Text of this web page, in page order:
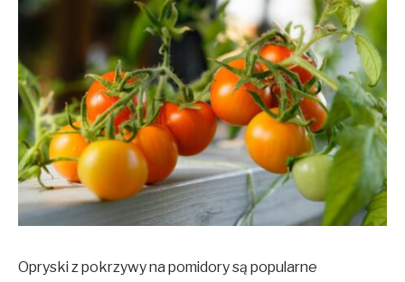
Opryski z pokrzywy na pomidory są popularne